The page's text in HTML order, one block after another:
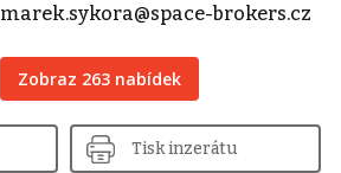
marek.sykora@space-brokers.cz
Zobraz 263 nabídek
Tisk inzerátu